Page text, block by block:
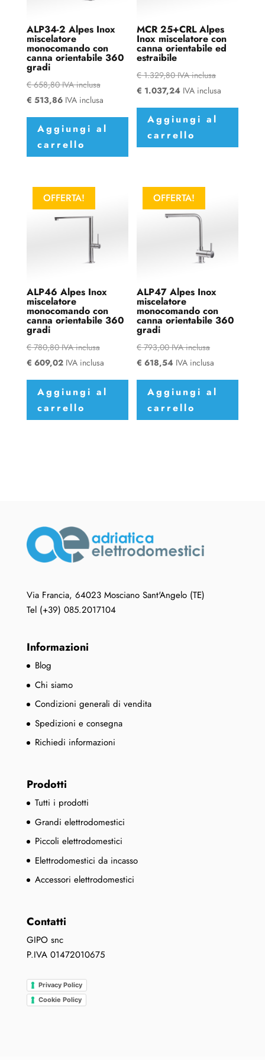
ALP34-2 Alpes Inox
miscelatore
monocomando con
canna orientabile 360
gradi
€658,80 IVA inclusa
€ 513,86 IVA inclusa
Aggiungi al
carrello
MCR 25+CRL Alpes
Inox miscelatore con
canna orientabile ed
estraibile
€1.329,80 IVA inclusa
€ 1.037,24 IVA inclusa
Aggiungi al
carrello
OFFERTA!
ALP46 Alpes Inox
miscelatore
monocomando con
canna orientabile 360
gradi
€780,80 IVA inclusa
€ 609,02 IVA inclusa
Aggiungi al
carrello
OFFERTA!
ALP47 Alpes Inox
miscelatore
monocomando con
canna orientabile 360
gradi
€793,00 IVA inclusa
€ 618,54 IVA inclusa
Aggiungi al
carrello
Via Francia, 64023 Mosciano Sant'Angelo (TE)
Tel (+39) 085.2017104
Informazioni
Blog
Chi siamo
Condizioni generali di vendita
Spedizioni e consegna
Richiedi informazioni
Prodotti
Tutti i prodotti
Grandi elettrodomestici
Piccoli elettrodomestici
Elettrodomestici da incasso
Accessori elettrodomestici
Contatti
GIPO snc
P.IVA 01472010675
Privacy Policy
Cookie Policy